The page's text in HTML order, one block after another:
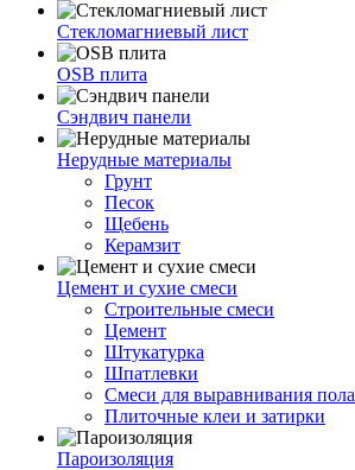
Стекломагниевый лист
OSB плита
Сэндвич панели
Нерудные материалы
Грунт
Песок
Щебень
Керамзит
Цемент и сухие смеси
Строительные смеси
Цемент
Штукатурка
Шпатлевки
Смеси для выравнивания пола
Плиточные клеи и затирки
Пароизоляция